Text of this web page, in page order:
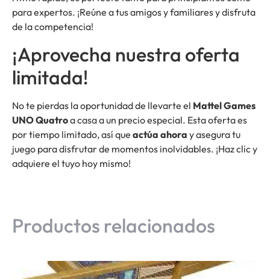
para expertos. ¡Reúne a tus amigos y familiares y disfruta
de la competencia!
¡Aprovecha nuestra oferta
limitada!
No te pierdas la oportunidad de llevarte el Mattel Games
UNO Quatroa casa a un precio especial. Esta oferta es
por tiempo limitado, así que actúa ahora y asegura tu
juego para disfrutar de momentos inolvidables. ¡Haz clic y
adquiere el tuyo hoy mismo!
Productos relacionados